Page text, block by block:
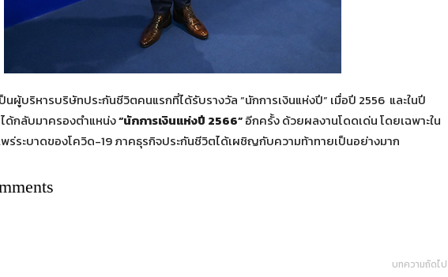
นผู้บริหารบริษัทประกันชีวิตคนแรกที่ได้รับรางวัล “นักการเงินแห่งปี” เมื่อปี 2556 และในปี
ด้กลับมาครองตำแหน่ง“นักการเงินแห่งปี 2566”อีกครั้ง ด้วยผลงานโดดเด่น โดยเฉพาะใน
ร่ระบาดของโควิด-19 ภาคธุรกิจประกันชีวิตได้เผชิญกับความท้าทายเป็นอย่างมาก
บทความถัดไป